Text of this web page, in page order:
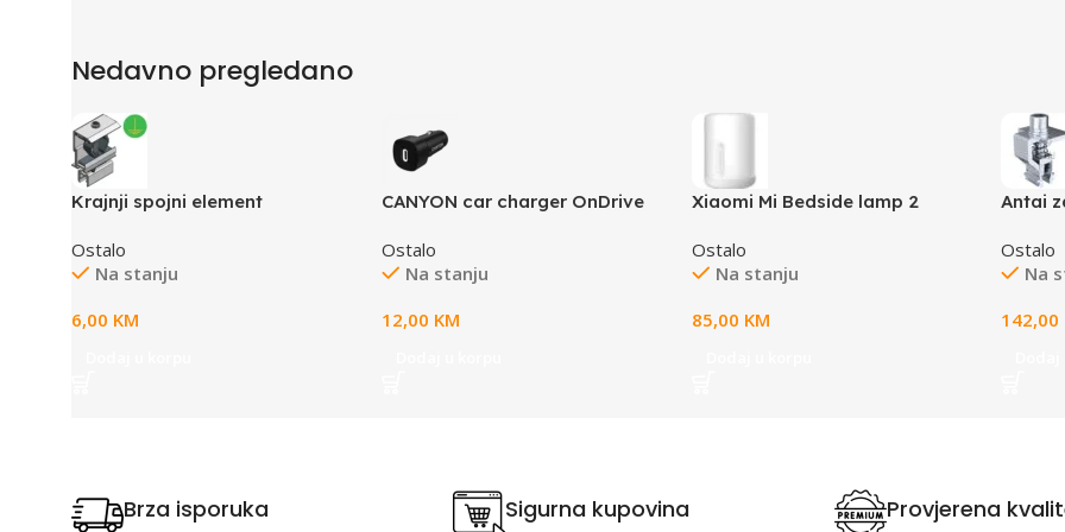
Nedavno pregledano
Krajnji spojni element
Ostalo
Na stanju
6,00 KM
CANYON car charger OnDrive
Ostalo
Na stanju
12,00 KM
Xiaomi Mi Bedside lamp 2
Ostalo
Na stanju
85,00 KM
Antai
Ostalo
Na
142,00
Brza isporuka Sigurna kupovina Provjerena